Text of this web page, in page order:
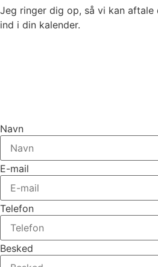
Jeg ringer dig op, så vi kan
ind i din kalender.
Navn
E-mail
Telefon
Besked